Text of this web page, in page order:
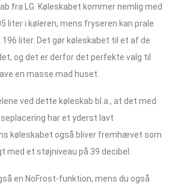
fra LG. Køleskabet kommer nemlig med
liter i køleren, mens fryseren kan prale
liter. Det gør køleskabet til et af de
og det er derfor det perfekte valg til
en masse mad huset.
ved dette køleskab bl.a., at det med
har et yderst lavt
køleskabet også bliver fremhævet som
et støjniveau på 39 decibel.
en NoFrost-funktion, mens du også